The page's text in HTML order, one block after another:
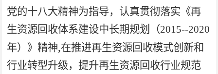
党的十八大精神为指导，认真贯彻落实《再
生资源回收体系建设中长期规划（2015--2020
年）》精神,在推进再生资源回收模式创新和
行业转型升级，提升再生资源回收行业规范